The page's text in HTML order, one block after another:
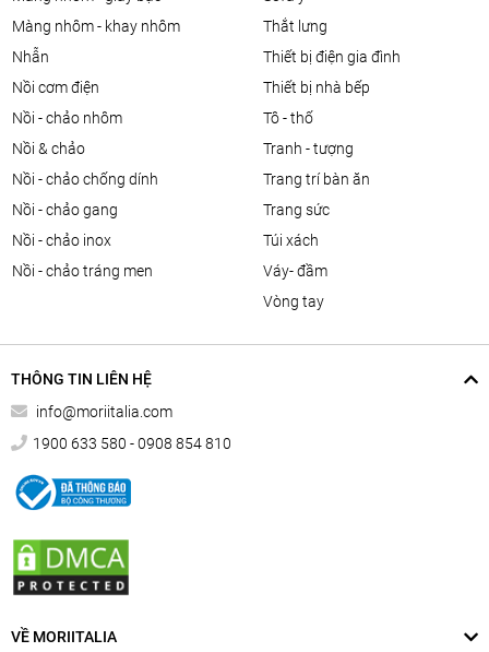
màng nhôm - khay nhôm
nhẫn
nồi cơm điện
nồi - chảo nhôm
nồi & chảo
nồi - chảo chống dính
nồi - chảo gang
nồi - chảo inox
nồi - chảo tráng men
thắt lưng
thiết bị điện gia đình
thiết bị nhà bếp
tô - thố
tranh - tượng
trang trí bàn ăn
trang sức
túi xách
váy- đầm
vòng tay
THÔNG TIN LIÊN HỆ
info@moriitalia.com
1900 633 580 - 0908 854 810
VỀ MORIITALIA